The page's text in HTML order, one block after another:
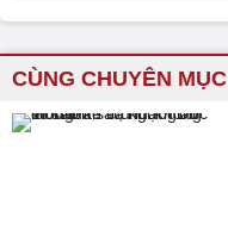
CÙNG CHUYÊN MỤC